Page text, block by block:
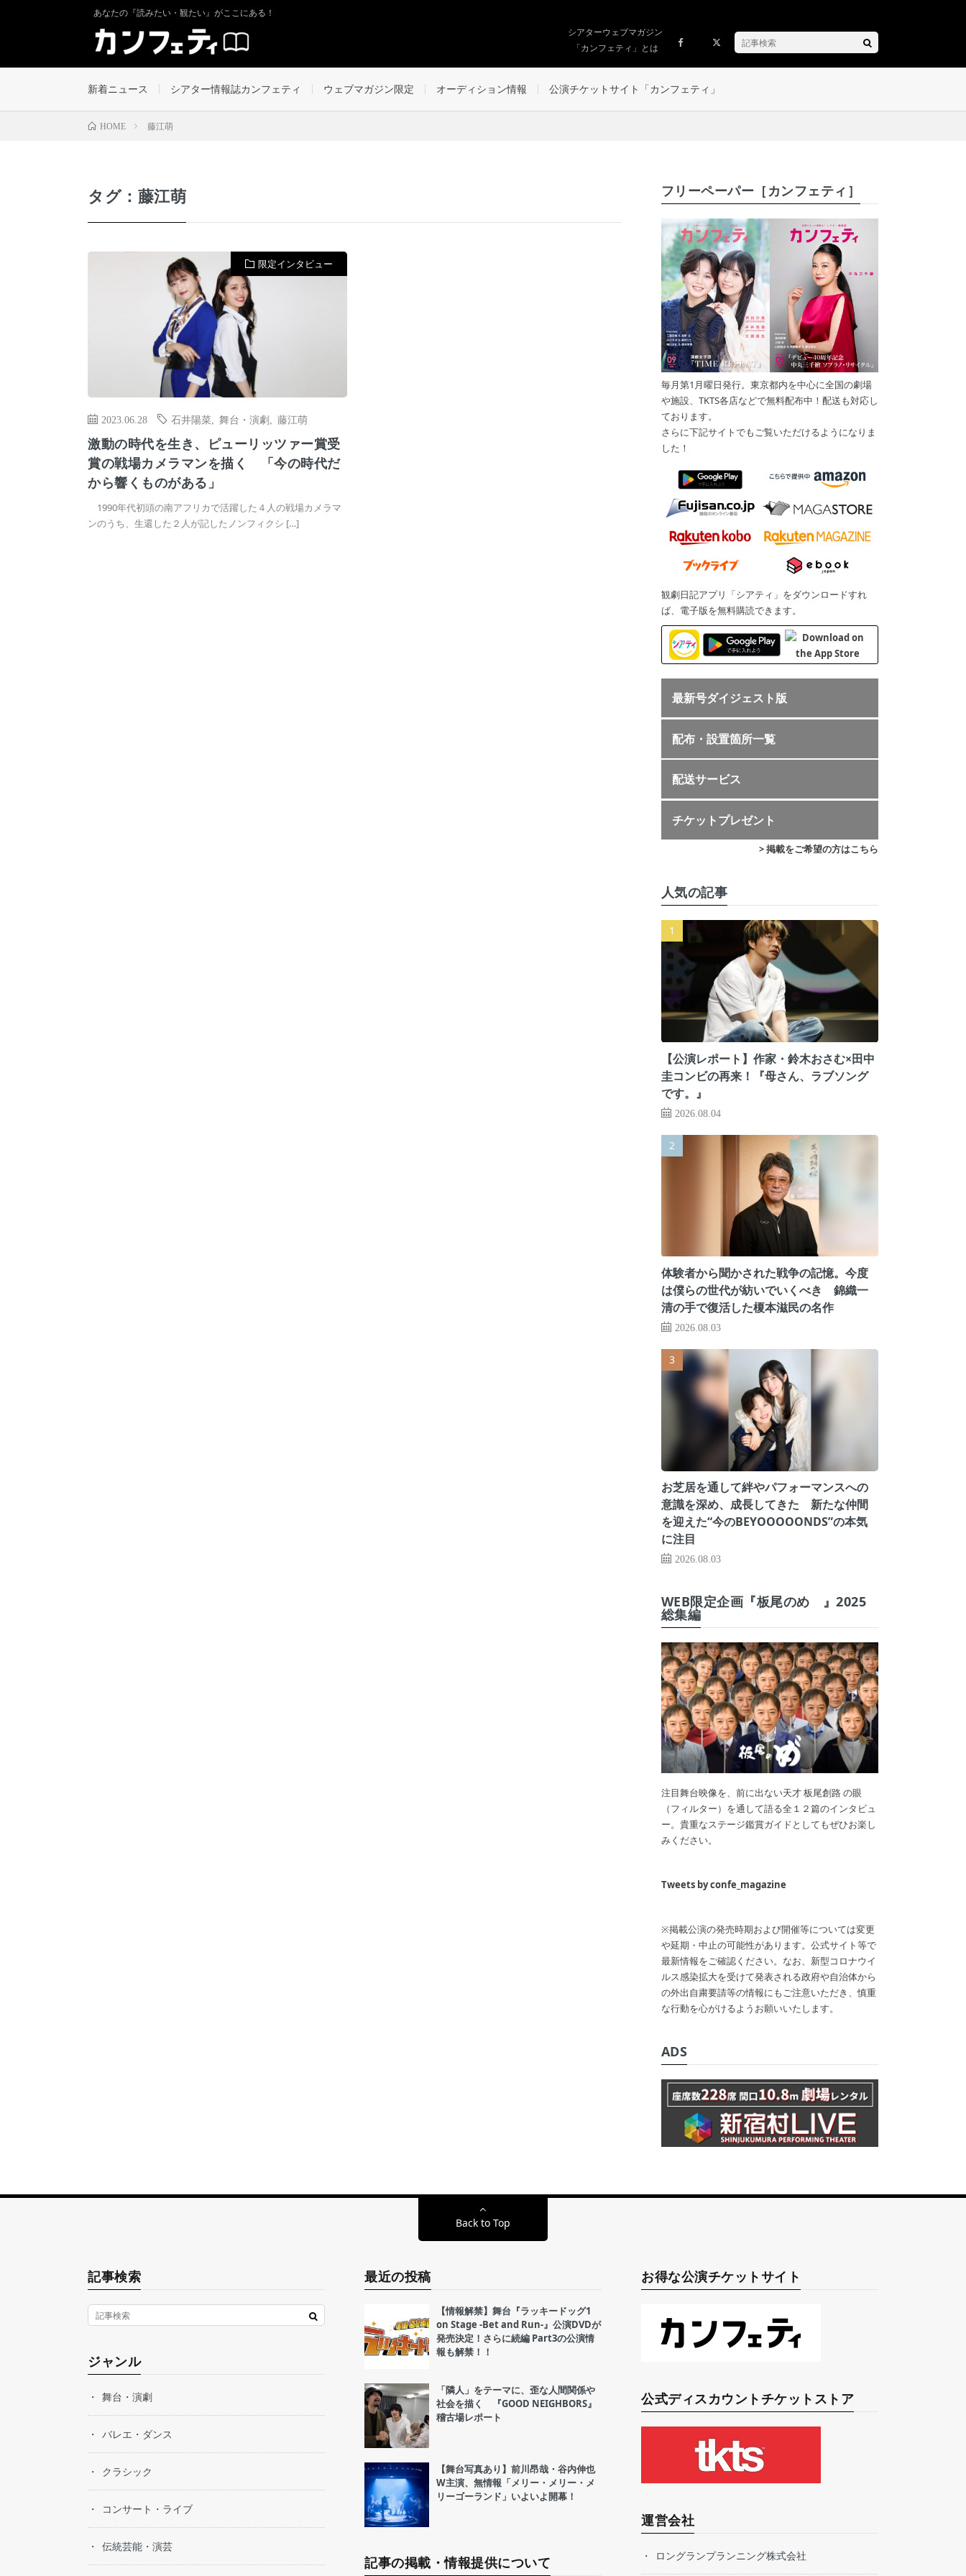
あなたの『読みたい・観たい』がここにある！
シアターウェブマガジン
「カンフェティ」とは
新着ニュース シアター情報誌カンフェティ ウェブマガジン限定 オーディション情報 公演チケットサイト「カンフェティ」
HOME 藤江萌
タグ：藤江萌
限定インタビュー
2023.06.28 石井陽菜 舞台・演劇 藤江萌
激動の時代を生き、ピューリッツァー賞受
賞の戦場カメラマンを描く 「今の時代だ
から響くものがある」
1990年代初頭の南アフリカで活躍した４人の戦場カメラマ
ンのうち、生還した２人が記したノンフィクシ […]
フリーペーパー［カンフェティ］
毎月第1月曜日発行。東京都内を中心に全国の劇場
や施設、TKTS各店などで無料配布中！配送も対応し
ております。
さらに下記サイトでもご覧いただけるようになりま
した！
観劇日記アプリ「シアティ」をダウンロードすれ
ば、電子版を無料購読できます。
最新号ダイジェスト版
配布・設置箇所一覧
配送サービス
チケットプレゼント
> 掲載をご希望の方はこちら
人気の記事
【公演レポート】作家・鈴木おさむ×田中
圭コンビの再来！『母さん、ラブソング
です。』
2026.08.04
体験者から聞かされた戦争の記憶。今度
は僕らの世代が紡いでいくべき 錦織一
清の手で復活した榎本滋民の名作
2026.08.03
お芝居を通して絆やパフォーマンスへの
意識を深め、成長してきた 新たな仲間
を迎えた“今のBEYOOOOONDS”の本気
に注目
2026.08.03
WEB限定企画『板尾のめ゙』2025
総集編
注目舞台映像を、前に出ない天才 板尾創路 の眼
（フィルター）を通して語る全１２篇のインタビュ
ー。貴重なステージ鑑賞ガイドとしてもぜひお楽し
みください。
Tweets by confe_magazine
※掲載公演の発売時期および開催等については変更
や延期・中止の可能性があります。公式サイト等で
最新情報をご確認ください。なお、新型コロナウイ
ルス感染拡大を受けて発表される政府や自治体から
の外出自粛要請等の情報にもご注意いただき、慎重
な行動を心がけるようお願いいたします。
ADS
Back to Top
記事検索
ジャンル
舞台・演劇
バレエ・ダンス
クラシック
コンサート・ライブ
伝統芸能・演芸
最近の投稿
【情報解禁】舞台『ラッキードッグ1
on Stage -Bet and Run-』公演DVDが
発売決定！さらに続編 Part3の公演情
報も解禁！！
「隣人」をテーマに、歪な人間関係や
社会を描く 『GOOD NEIGHBORS』
稽古場レポート
【舞台写真あり】前川昂哉・谷内伸也
W主演、無情報「メリー・メリー・メ
リーゴーランド」いよいよ開幕！
記事の掲載・情報提供について
お得な公演チケットサイト
公式ディスカウントチケットストア
運営会社
ロングランプランニング株式会社